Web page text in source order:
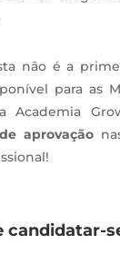
não é a
para as
Academia
aprovação
candidatar-